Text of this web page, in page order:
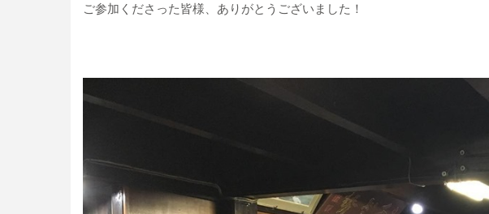
ご参加くださった皆様、ありがとうございました！